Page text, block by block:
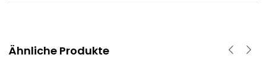
Ähnliche Produkte